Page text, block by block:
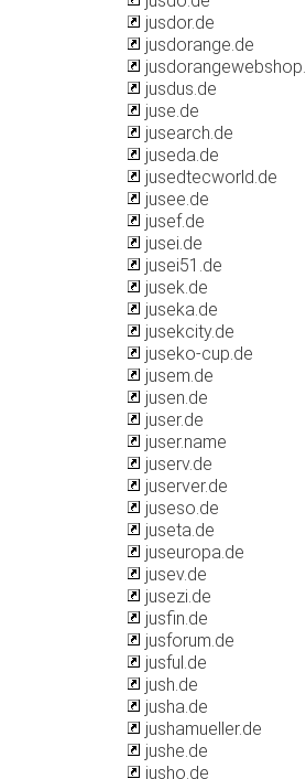
jusdor.de
jusdorange.de
jusdus.de
juse.de
jusearch.de
juseda.de
jusedtecworld.de
jusee.de
jusef.de
jusei.de
jusei51.de
jusek.de
juseka.de
jusekcity.de
juseko-cup.de
jusem.de
jusen.de
juser.de
juser.name
juserv.de
juserver.de
juseso.de
juseta.de
juseuropa.de
jusev.de
jusezi.de
jusfin.de
jusforum.de
jusful.de
jush.de
jusha.de
jushamueller.de
jushe.de
jusho.de